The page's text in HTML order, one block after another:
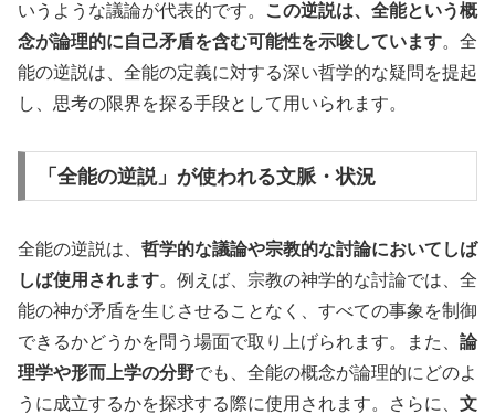
いうような議論が代表的です。
この逆説は、全能という概
念が論理的に自己矛盾を含む可能性を示唆しています。全
能の逆説は、全能の定義に対する深い哲学的な疑問を提起
し、思考の限界を探る手段として用いられます。
「全能の逆説」が使われる文脈・状況
全能の逆説は、 哲学的な議論や宗教的な討論においてしば
しば使用されます。例えば、宗教の神学的な討論では、全
能の神が矛盾を生じさせることなく、すべての事象を制御
できるかどうかを問う場面で取り上げられます。また、 論
理学や形而上学の分野でも、全能の概念が論理的にどのよ
うに成立するかを探求する際に使用されます。さらに、 文